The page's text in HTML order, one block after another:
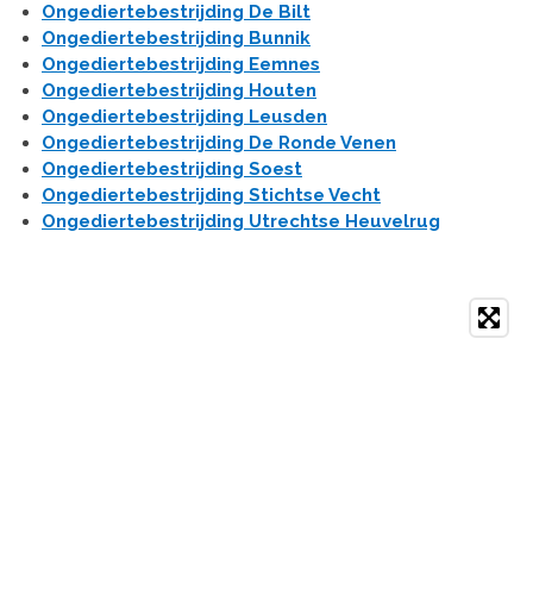
Ongediertebestrijding De Bilt
Ongediertebestrijding Bunnik
Ongediertebestrijding Eemnes
Ongediertebestrijding Houten
Ongediertebestrijding Leusden
Ongediertebestrijding De Ronde Venen
Ongediertebestrijding Soest
Ongediertebestrijding Stichtse Vecht
Ongediertebestrijding Utrechtse Heuvelrug